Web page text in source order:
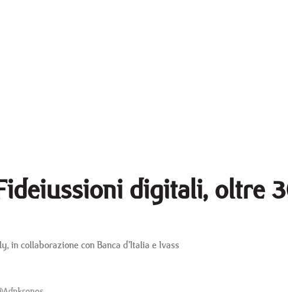
digitali, oltre
in collaborazione con Banca d’Italia e Ivass